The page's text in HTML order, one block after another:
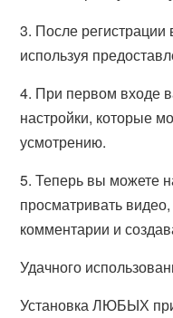
3. После регистрации
используя
4. При первом входе
настройки, которые
усмотрению.
5. Теперь вы можете
просматривать
комментарии и
Удачного
Установка ЛЮБЫХ